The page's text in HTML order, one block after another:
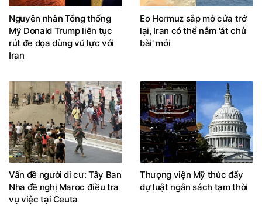
Nguyên nhân Tổng thống
Mỹ Donald Trump liên tục
rút đe dọa dùng vũ lực với
Iran
Eo Hormuz sắp mở cửa trở
lại, Iran có thể nắm 'át chủ
bài' mới
Vấn đề người di cư: Tây Ban
Nha đề nghị Maroc điều tra
vụ việc tại Ceuta
Thượng viện Mỹ thúc đẩy
dự luật ngân sách tạm thời